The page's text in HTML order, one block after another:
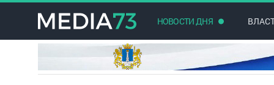
НОВОСТИ ДНЯ